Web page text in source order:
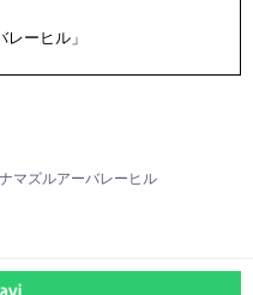
ーヒル」
ナマズルアーバレーヒル